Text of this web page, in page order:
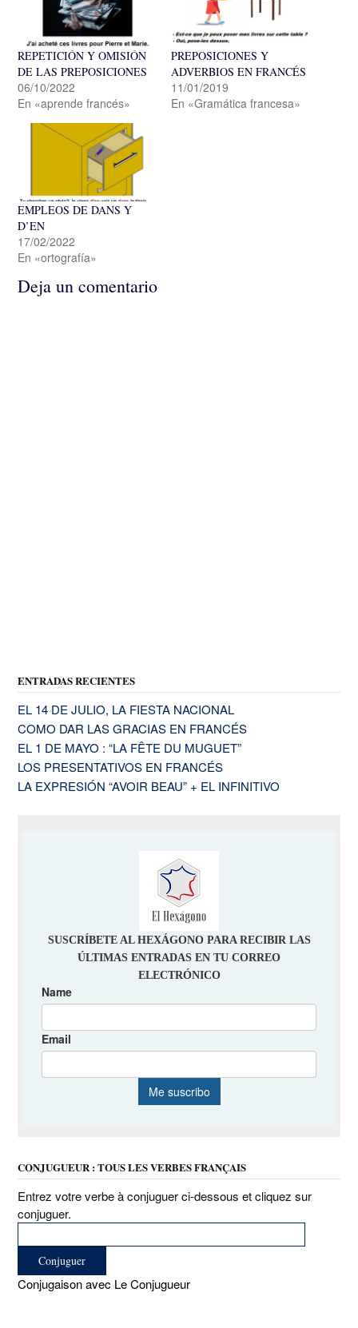
REPETICIÓN Y OMISIÓN
DE LAS PREPOSICIONES
06/10/2022
En «aprende francés»
PREPOSICIONES Y
ADVERBIOS EN FRANCÉS
11/01/2019
En «Gramática francesa»
EMPLEOS DE DANS Y
D’EN
17/02/2022
En «ortografía»
Deja un comentario
ENTRADAS RECIENTES
EL 14 DE JULIO, LA FIESTA NACIONAL
COMO DAR LAS GRACIAS EN FRANCÉS
EL 1 DE MAYO : “LA FÊTE DU MUGUET”
LOS PRESENTATIVOS EN FRANCÉS
LA EXPRESIÓN “AVOIR BEAU” + EL INFINITIVO
CONJUGUEUR : TOUS LES VERBES FRANÇAIS
Entrez votre verbe à conjuguer ci-dessous et cliquez sur
conjuguer.
Conjugaison avec Le Conjugueur